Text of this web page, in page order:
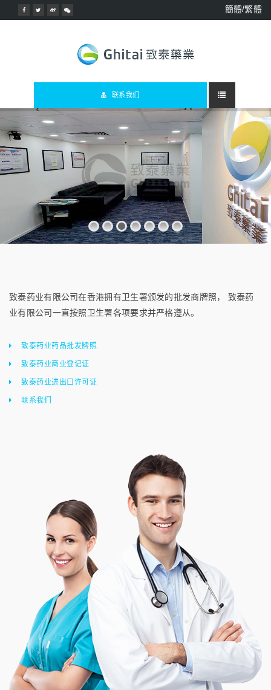
簡體/繁體
联系我们
致泰药业有限公司在香港拥有卫生署颁发的批发商牌照， 致泰药
业有限公司一直按照卫生署各项要求并严格遵从。
致泰药业药品批发牌照
致泰药业商业登记证
致泰药业进出口许可证
联系我们